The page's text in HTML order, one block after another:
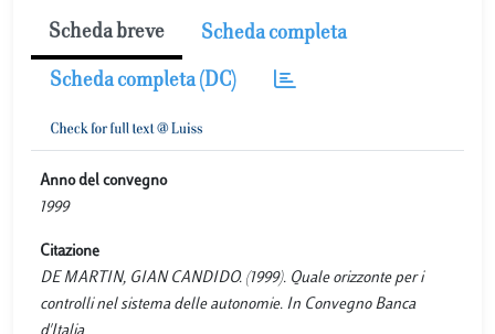
Scheda breve Scheda completa
Scheda completa (DC)
Anno del convegno
1999
Citazione
DE MARTIN, GIAN CANDIDO. (1999). Quale orizzonte per i
controlli nel sistema delle autonomie. In Convegno Banca